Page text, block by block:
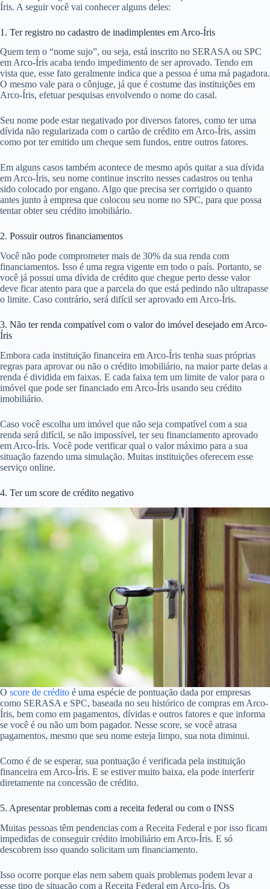
Íris. A seguir você vai conhecer alguns deles:
1. Ter registro no cadastro de inadimplentes em Arco-Íris
Quem tem o “nome sujo”, ou seja, está inscrito no SERASA ou SPC
em Arco-Íris acaba tendo impedimento de ser aprovado. Tendo em
vista que, esse fato geralmente indica que a pessoa é uma má pagadora.
O mesmo vale para o cônjuge, já que é costume das instituições em
Arco-Íris, efetuar pesquisas envolvendo o nome do casal.
Seu nome pode estar negativado por diversos fatores, como ter uma
dívida não regularizada com o cartão de crédito em Arco-Íris, assim
como por ter emitido um cheque sem fundos, entre outros fatores.
Em alguns casos também acontece de mesmo após quitar a sua dívida
em Arco-Íris, seu nome continue inscrito nesses cadastros ou tenha
sido colocado por engano. Algo que precisa ser corrigido o quanto
antes junto à empresa que colocou seu nome no SPC, para que possa
tentar obter seu crédito imobiliário.
2. Possuir outros financiamentos
Você não pode comprometer mais de 30% da sua renda com
financiamentos. Isso é uma regra vigente em todo o país. Portanto, se
você já possui uma dívida de crédito que chegue perto desse valor
deve ficar atento para que a parcela do que está pedindo não ultrapasse
o limite. Caso contrário, será difícil ser aprovado em Arco-Íris.
3. Não ter renda compatível com o valor do imóvel desejado em Arco-
Íris
Embora cada instituição financeira em Arco-Íris tenha suas próprias
regras para aprovar ou não o crédito imobiliário, na maior parte delas a
renda é dividida em faixas. E cada faixa tem um limite de valor para o
imóvel que pode ser financiado em Arco-Íris usando seu crédito
imobiliário.
Caso você escolha um imóvel que não seja compatível com a sua
renda será difícil, se não impossível, ter seu financiamento aprovado
em Arco-Íris. Você pode verificar qual o valor máximo para a sua
situação fazendo uma simulação. Muitas instituições oferecem esse
serviço online.
4. Ter um score de crédito negativo
O score de crédito é uma espécie de pontuação dada por empresas
como SERASA e SPC, baseada no seu histórico de compras em Arco-
Íris, bem como em pagamentos, dívidas e outros fatores e que informa
se você é ou não um bom pagador. Nesse score, se você atrasa
pagamentos, mesmo que seu nome esteja limpo, sua nota diminui.
Como é de se esperar, sua pontuação é verificada pela instituição
financeira em Arco-Íris. E se estiver muito baixa, ela pode interferir
diretamente na concessão de crédito.
5. Apresentar problemas com a receita federal ou com o INSS
Muitas pessoas têm pendencias com a Receita Federal e por isso ficam
impedidas de conseguir crédito imobiliário em Arco-Íris. E só
descobrem isso quando solicitam um financiamento.
Isso ocorre porque elas nem sabem quais problemas podem levar a
esse tipo de situação com a Receita Federal em Arco-Íris. Os